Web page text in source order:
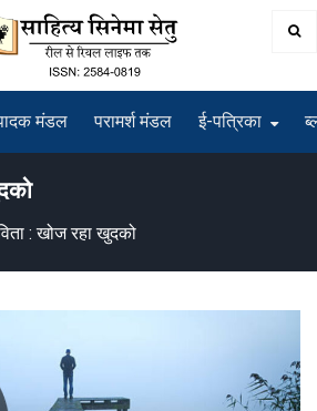
मंडल परामर्श मंडल ई-पत्रिका
: खोज रहा खुदको